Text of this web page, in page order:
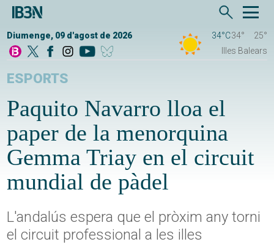
Diumenge, 09 d'agost de 2026 34°C34°
25°
Illes Balears
ESPORTS
Paquito Navarro lloa el
paper de la menorquina
Gemma Triay en el circuit
mundial de pàdel
L'andalús espera que el pròxim any torni
el circuit professional a les illes